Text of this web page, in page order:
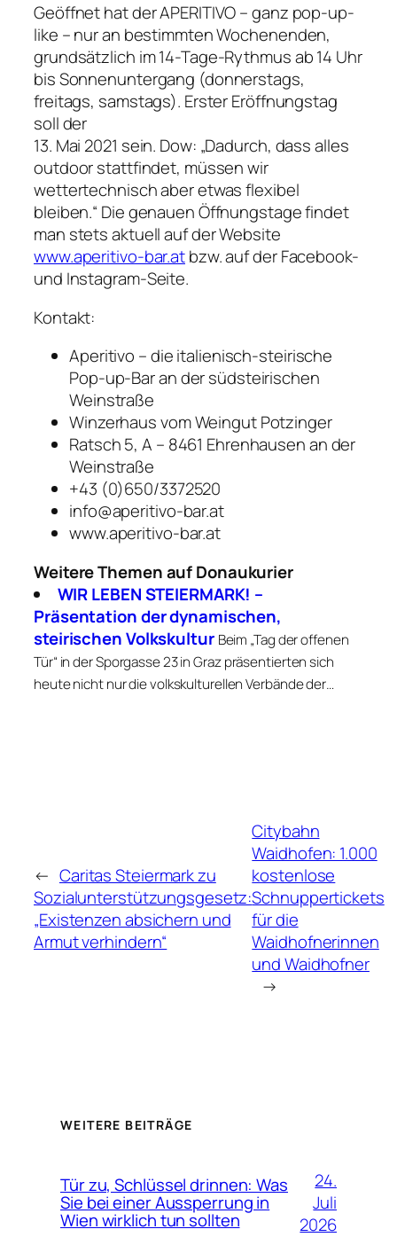
Geöffnet hat der APERITIVO – ganz pop-up-
like – nur an bestimmten Wochenenden,
grundsätzlich im 14-Tage-Rythmus ab 14 Uhr
bis Sonnenuntergang (donnerstags,
freitags, samstags). Erster Eröffnungstag
soll der
13. Mai 2021 sein. Dow: „Dadurch, dass alles
outdoor stattfindet, müssen wir
wettertechnisch aber etwas flexibel
bleiben.“ Die genauen Öffnungstage findet
man stets aktuell auf der Website
www.aperitivo-bar.atbzw. auf der Facebook-
und Instagram-Seite.
Kontakt:
Aperitivo – die italienisch-steirische
Pop-up-Bar an der südsteirischen
Weinstraße
Winzerhaus vom Weingut Potzinger
Ratsch 5, A – 8461 Ehrenhausen an der
Weinstraße
+43 (0)650/3372520
info@aperitivo-bar.at
www.aperitivo-bar.at
Weitere Themen auf Donaukurier
WIR LEBEN STEIERMARK! –
Präsentation der dynamischen,
steirischen Volkskultur Beim „Tag der offenen
Tür“ in der Sporgasse 23 in Graz präsentierten sich
heute nicht nur die volkskulturellen Verbände der…
← Caritas Steiermark zu
Sozialunterstützungsgesetz:
„Existenzen absichern und
Armut verhindern“
Citybahn
Waidhofen: 1.000
kostenlose
Schnuppertickets
für die
Waidhofnerinnen
und Waidhofner
→
WEITERE BEITRÄGE
Tür zu, Schlüssel drinnen: Was
Sie bei einer Aussperrung in
Wien wirklich tun sollten
24.
Juli
2026